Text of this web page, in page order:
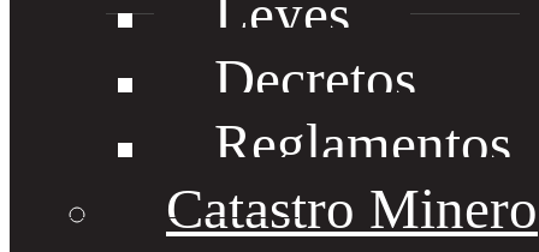
Leyes
Decretos
Reglamentos
Catastro Minero